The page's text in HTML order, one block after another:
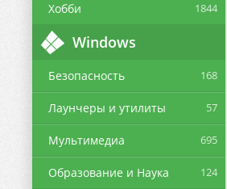
Хобби 1844
Windows
Безопасность 168
Лаунчеры и утилиты 57
Мультимедиа 695
Образование и Наука 124